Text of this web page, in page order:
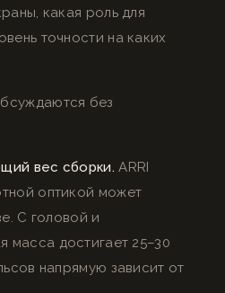
какая роль для
точности на каких
без
вес сборки. ARRI
оптикой может
С головой и
масса достигает 25–30
напрямую зависит от